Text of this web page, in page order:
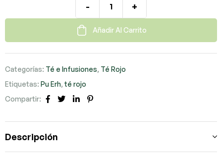
- +
Añadir Al Carrito
Categorías: Té e Infusiones, Té Rojo
Etiquetas: Pu Erh, té rojo
Compartir:
Facebook
TwitterLinkedIn
Descripción